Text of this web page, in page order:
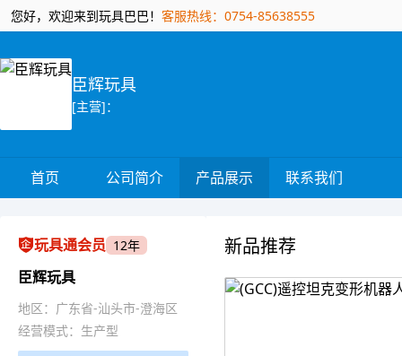
您好，欢迎来到玩具巴巴！ 客服热线：0754-85638555
臣辉玩具
[主营]：
首页 公司简介 产品展示 联系我们
玩具通会员 12年
臣辉玩具
地区：广东省-汕头市-澄海区
经营模式：生产型
新品推荐